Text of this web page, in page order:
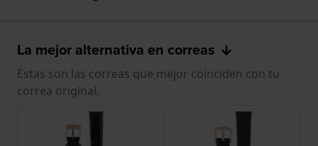
La mejor alternativa en correas
Estas son las correas que mejor coinciden con tu
correa original.